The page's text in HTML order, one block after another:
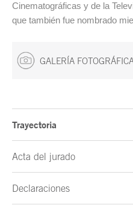
Cinematográficas y de la
que también fue nombrado
GALERÍA
Trayectoria
Acta del jurado
Declaraciones